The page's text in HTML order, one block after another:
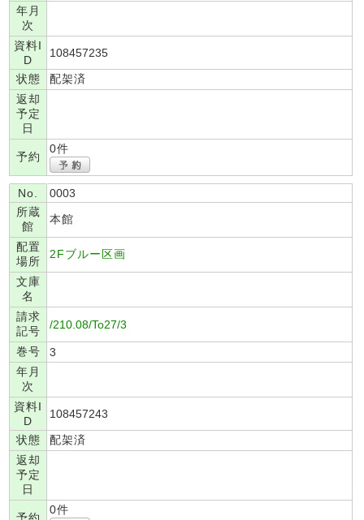
年月
次
資料I
D
108457235
状態
配架済
返却
予定
日
予約
0件
No.
0003
所蔵
館
本館
配置
場所
2Fブルー区画
文庫
名
請求
記号
/210.08/To27/3
巻号
3
年月
次
資料I
D
108457243
状態
配架済
返却
予定
日
0件